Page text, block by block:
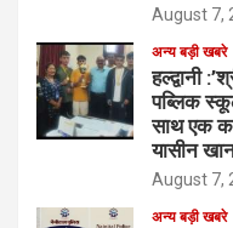
August 7,
अन्य बड़ी खबरे
हल्द्वानी
पब्लिक
साथ एक
यासीन
August 7,
अन्य बड़ी खबरे